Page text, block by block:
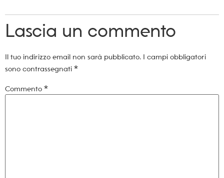
Lascia un commento
Il tuo indirizzo email non sarà pubblicato. I campi obbligatori
sono contrassegnati *
Commento *